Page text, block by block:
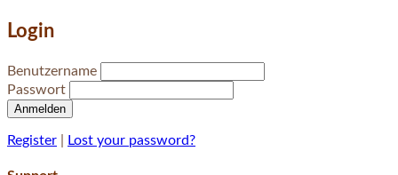
Login
Benutzername
Passwort
Anmelden
Register Lost your password?